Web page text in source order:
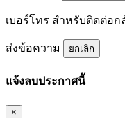
เบอร์โทร สำหรับติดต่อก
ส่งข้อความ ยกเลิก
แจ้งลบประกาศนี้
×